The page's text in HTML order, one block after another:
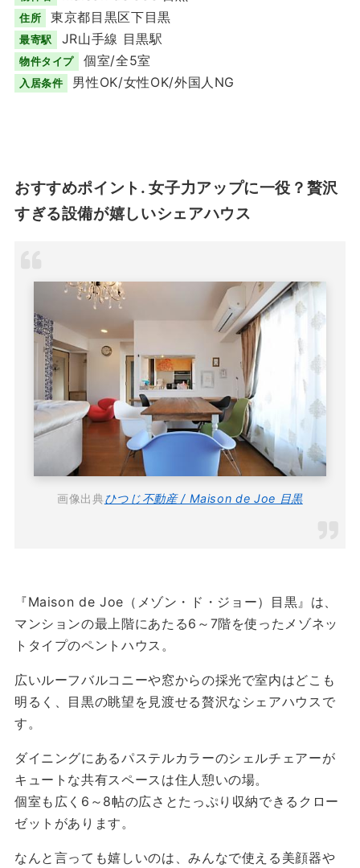
住所 東京都目黒区下目黒
最寄駅 JR山手線 目黒駅
物件タイプ 個室/全5室
入居条件 男性OK/女性OK/外国人NG
おすすめポイント. 女子力アップに一役？贅沢
すぎる設備が嬉しいシェアハウス
画像出典ひつじ不動産 / Maison de Joe 目黒
『Maison de Joe（メゾン・ド・ジョー）目黒』は、
マンションの最上階にあたる6～7階を使ったメゾネッ
トタイプのペントハウス。
広いルーフバルコニーや窓からの採光で室内はどこも
明るく、目黒の眺望を見渡せる贅沢なシェアハウスで
す。
ダイニングにあるパステルカラーのシェルチェアーが
キュートな共有スペースは住人憩いの場。
個室も広く6～8帖の広さとたっぷり収納できるクロー
ゼットがあります。
なんと言っても嬉しいのは、みんなで使える美顔器や